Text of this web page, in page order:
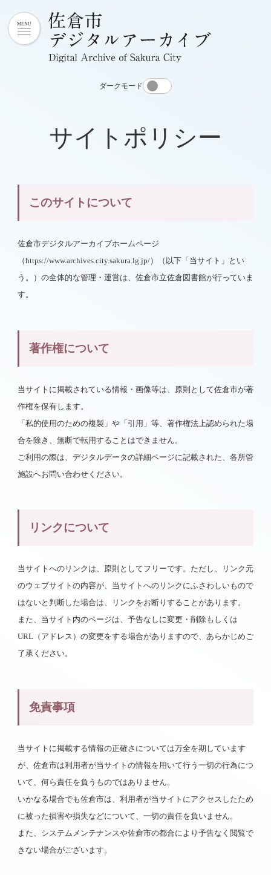
ダークモード
サイトポリシー
このサイトについて
佐倉市デジタルアーカイブホームページ
（https://www.archives.city.sakura.lg.jp/）（以下「当サイト」とい
う。）の全体的な管理・運営は、佐倉市立佐倉図書館が行っていま
す。
著作権について
当サイトに掲載されている情報・画像等は、原則として佐倉市が著
作権を保有します。
「私的使用のための複製」や「引用」等、著作権法上認められた場
合を除き、無断で転用することはできません。
ご利用の際は、デジタルデータの詳細ページに記載された、各所管
施設へお問い合わせください。
リンクについて
当サイトへのリンクは、原則としてフリーです。ただし、リンク元
のウェブサイトの内容が、当サイトへのリンクにふさわしいもので
はないと判断した場合は、リンクをお断りすることがあります。
また、当サイト内のページは、予告なしに変更・削除もしくは
URL（アドレス）の変更をする場合がありますので、あらかじめご
了承ください。
免責事項
当サイトに掲載する情報の正確さについては万全を期しています
が、佐倉市は利用者が当サイトの情報を用いて行う一切の行為につ
いて、何ら責任を負うものではありません。
いかなる場合でも佐倉市は、利用者が当サイトにアクセスしたため
に被った損害や損失などについて、一切の責任を負いません。
また、システムメンテナンスや佐倉市の都合により予告なく閲覧で
きない場合がございます。